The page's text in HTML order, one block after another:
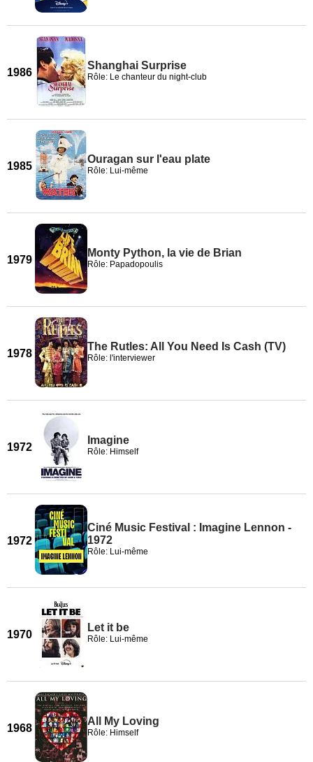
1986
Shanghai Surprise
Rôle: Le chanteur du night-club
1985
Ouragan sur l'eau plate
Rôle: Lui-même
1979
Monty Python, la vie de Brian
Rôle: Papadopoulis
1978
The Rutles: All You Need Is Cash (TV)
Rôle: l'interviewer
1972
Imagine
Rôle: Himself
1972
Ciné Music Festival : Imagine Lennon -
1972
Rôle: Lui-même
1970
Let it be
Rôle: Lui-même
1968
All My Loving
Rôle: Himself